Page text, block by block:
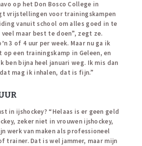
op het Don Bosco College in
vrijstellingen voor trainingskampen
vanuit school om alles goed in te
maar best te doen”, zegt ze.
3 of 4 uur per week. Maar nu ga ik
op een trainingskamp in Geleen, en
ben bijna heel januari weg. Ik mis dan
mag ik inhalen, dat is fijn.”
in ijshockey? “Helaas is er geen geld
zeker niet in vrouwen ijshockey,
werk van maken als professioneel
trainer. Dat is wel jammer, maar mijn